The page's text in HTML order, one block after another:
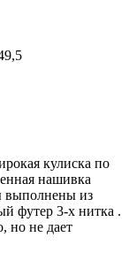
кулиска по
нашивка
из
футер 3-х нитка .
но не дает